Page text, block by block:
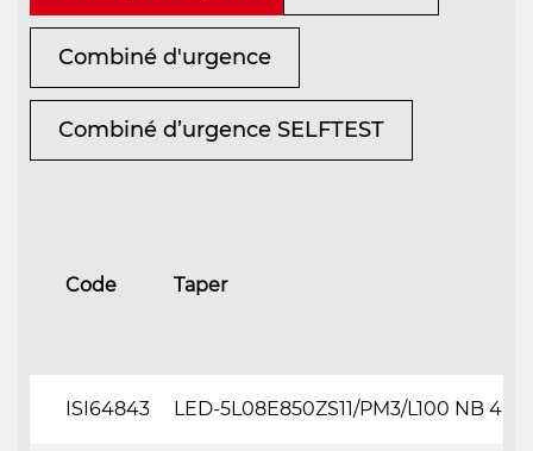
Combiné d'urgence
Combiné d’urgence SELFTEST
Code Taper
ISI64843 LED-5L08E850ZS11/PM3/L100 NB 4K#